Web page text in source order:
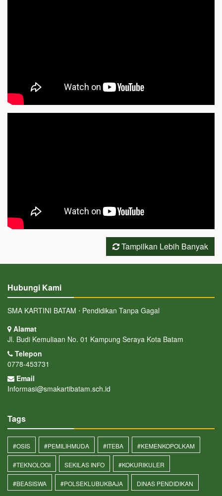
Tampilkan Lebih Banyak
Hubungi Kami
SMA KARTINI BATAM ⋅ Pendidikan Tanpa Gagal
Alamat
Jl. Budi Kemuliaan No. 01 Kampung Seraya Kota Batam
Telepon
0778-453731
Email
Informasi@smakartibatam.sch.id
Tags
#OSIS #PEMILIHMUDA #ITEBA #KEMENKOPOLKAM
#TEKNOLOGI SEKILAS INFO #KOKURIKULER
#BEASISWA #POLSEKLUBUKBAJA DINAS PENDIDIKAN